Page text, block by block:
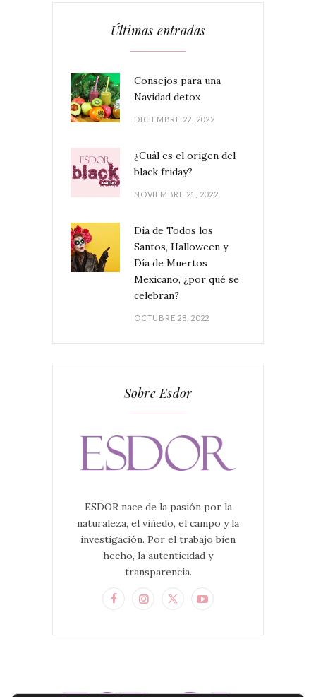
Últimas entradas
Consejos para una
Navidad detox
DICIEMBRE 22, 2022
¿Cuál es el origen del
black friday?
NOVIEMBRE 21, 2022
Día de Todos los
Santos, Halloween y
Día de Muertos
Mexicano, ¿por qué se
celebran?
OCTUBRE 28, 2022
Sobre Esdor
ESDOR nace de la pasión por la
naturaleza, el viñedo, el campo y la
investigación. Por el trabajo bien
hecho, la autenticidad y
transparencia.